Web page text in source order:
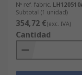
Nº ref. fabric.
Subtotal (1 unidad)
354,72 €(exc. IVA)
Cantidad